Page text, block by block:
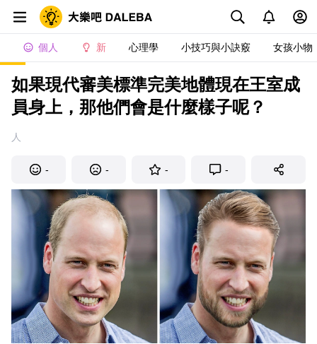
個人 新 心理學 小技巧與小訣竅 女孩小物
如果現代審美標準完美地體現在王室成
員身上，那他們會是什麼樣子呢？
人
- - - -